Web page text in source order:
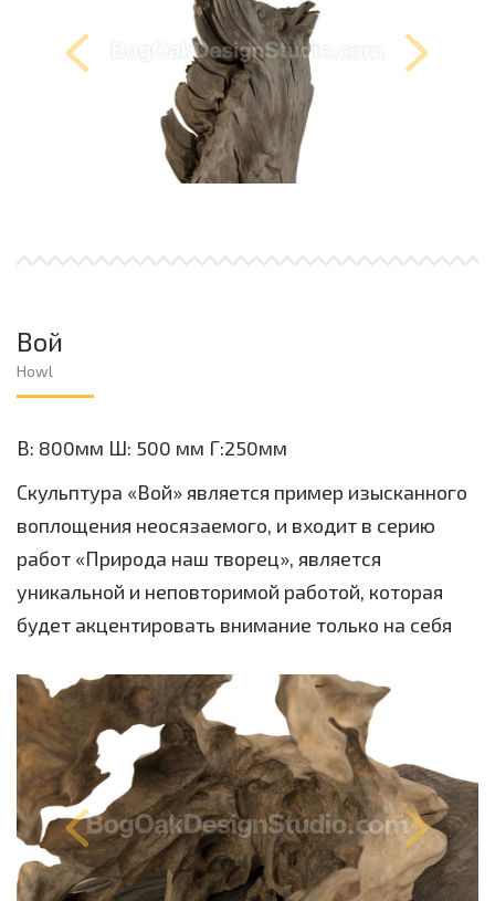
Вой
Howl
В: 800мм Ш: 500 мм Г:250мм
Скульптура «Вой» является пример изысканного
воплощения неосязаемого, и входит в серию
работ «Природа наш творец», является
уникальной и неповторимой работой, которая
будет акцентировать внимание только на себя